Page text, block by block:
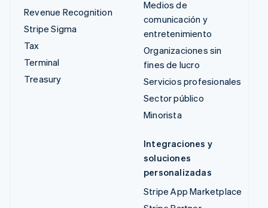
Revenue Recognition
Stripe Sigma
Tax
Terminal
Treasury
Medios de
comunicación y
entretenimiento
Organizaciones sin
fines de lucro
Servicios profesionales
Sector público
Minorista
Integraciones y
soluciones
personalizadas
Stripe App Marketplace